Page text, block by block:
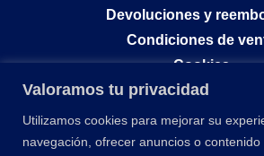
Valoramos tu privacidad
Utilizamos cookies para mejorar su
navegación, ofrecer anuncios o
Devoluciones y
Condiciones de
Cookies
Política de